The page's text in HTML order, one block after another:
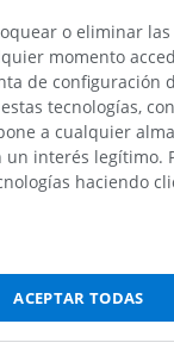
o eliminar las
momento
de configuración
tecnologías,
a cualquier
un interés legítimo.
haciendo
ACEPTAR TODAS